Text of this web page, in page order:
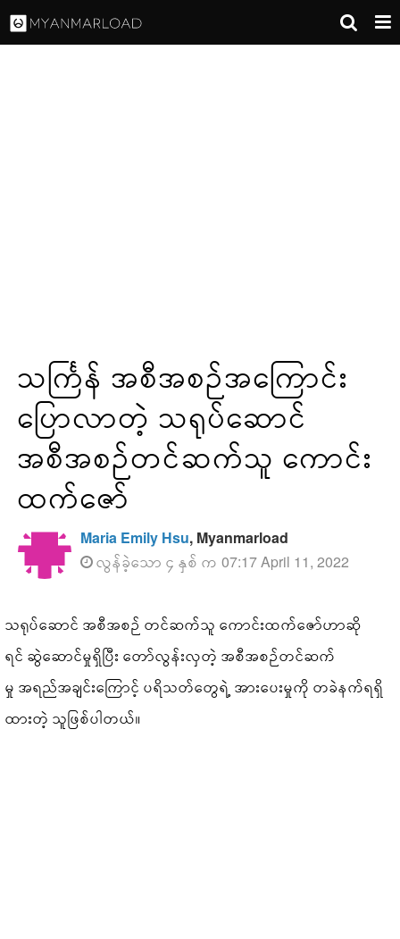
သင်္ကြန် အစီအစဉ်အကြောင်း
ပြောလာတဲ့ သရုပ်ဆောင်
အစီအစဉ်တင်ဆက်သူ ကောင်း
ထက်ဇော်
Maria Emily Hsu, Myanmarload
လွန်ခဲ့သော ၄ နှစ် က 07:17 April 11, 2022
သရုပ်ဆောင် အစီအစဉ် တင်ဆက်သူ ကောင်းထက်ဇော်ဟာဆို
ရင် ဆွဲဆောင်မှုရှိပြီး တော်လွန်းလှတဲ့ အစီအစဉ်တင်ဆက်
မှု အရည်အချင်းကြောင့် ပရိသတ်တွေရဲ့ အားပေးမှုကို တခဲနက်ရရှိ
ထားတဲ့ သူဖြစ်ပါတယ်။